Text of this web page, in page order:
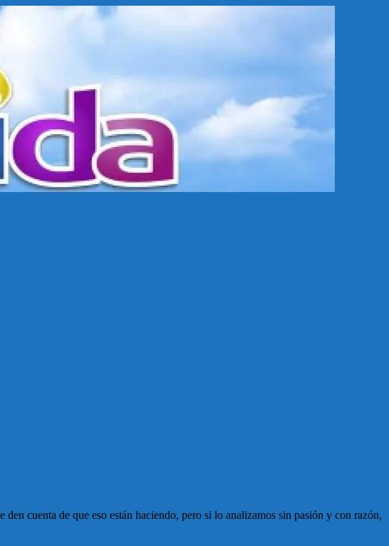
cuenta de que eso están haciendo, pero si lo analizamos sin pasión y con razón,